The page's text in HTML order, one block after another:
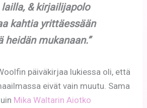
& kirjailijapolo
kahtia yrittäessään
heidän mukanaan.”
päiväkirjaa lukiessa oli, että
eivät vain muutu. Sama
Mika Waltarin Aiotko